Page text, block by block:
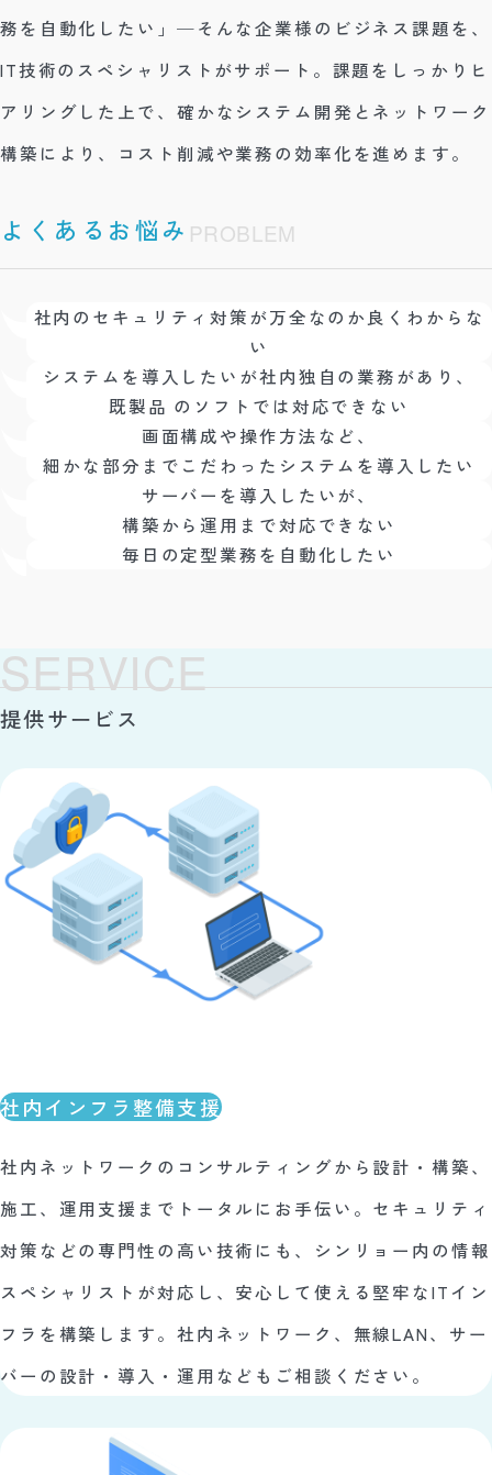
務を自動化したい」─そんな企業様のビジネス課題を、
IT技術のスペシャリストがサポート。課題をしっかりヒ
アリングした上で、確かなシステム開発とネットワーク
構築により、コスト削減や業務の効率化を進めます。
よくあるお悩み PROBLEM
社内のセキュリティ対策が万全なのか良くわからな
い
システムを導入したいが社内独自の業務があり、
既製品 のソフトでは対応できない
画面構成や操作方法など、
細かな部分までこだわったシステムを導入したい
サーバーを導入したいが、
構築から運用まで対応できない
毎日の定型業務を自動化したい
SERVICE
提供サービス
社内インフラ整備支援
社内ネットワークのコンサルティングから設計・構築、
施工、運用支援までトータルにお手伝い。セキュリティ
対策などの専門性の高い技術にも、シンリョー内の情報
スペシャリストが対応し、安心して使える堅牢なITイン
フラを構築します。社内ネットワーク、無線LAN、サー
バーの設計・導入・運用などもご相談ください。